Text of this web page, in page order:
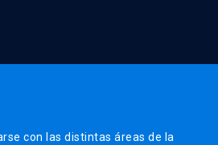
con las distintas áreas de la